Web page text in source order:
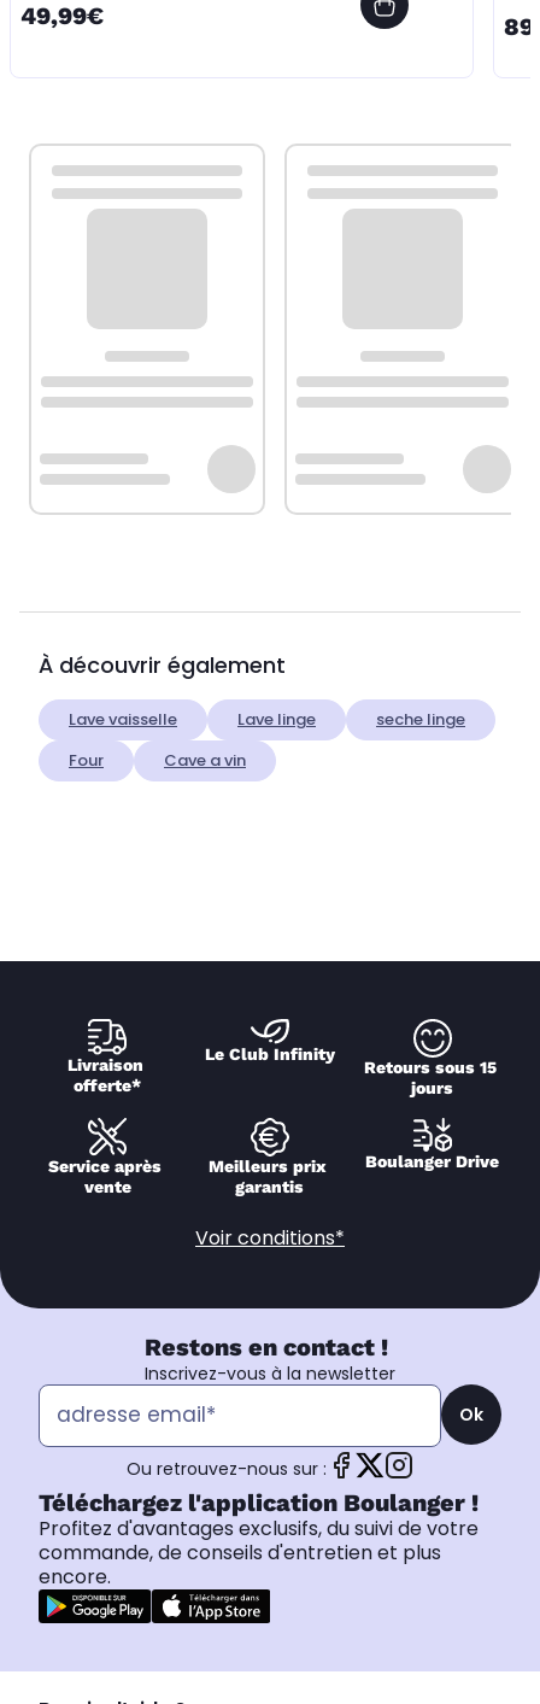
49,99€
À découvrir également
Lave vaisselle Lave linge
seche linge
Four
Cave a vin
Livraison
offerte*
Le Club Infinity
Retours sous 15
jours
Service après
vente
Meilleurs prix
garantis
Boulanger Drive
Voir conditions*
Restons en contact !
Inscrivez-vous à la newsletter
Ok
Ou retrouvez-nous sur :
Téléchargez l'application Boulanger !
Profitez d'avantages exclusifs, du suivi de votre
commande, de conseils d'entretien et plus
encore.